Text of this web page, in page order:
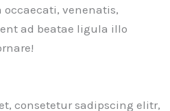
venenatis,
ad beatae ligula illo
consetetur sadipscing elitr,